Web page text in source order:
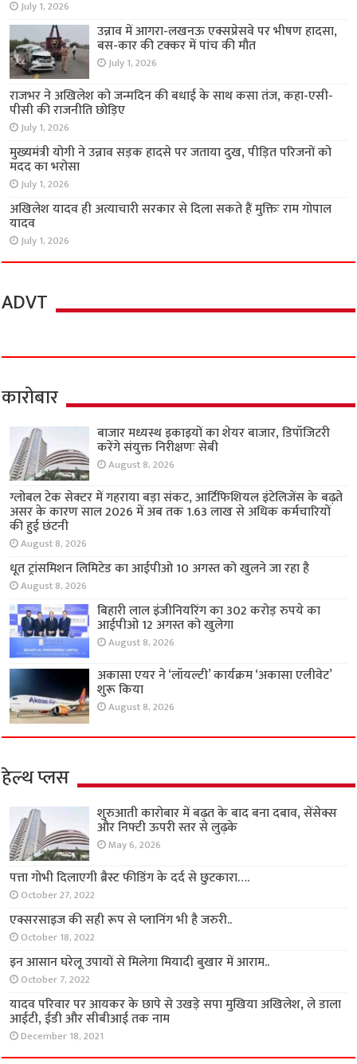
July 1, 2026
उन्नाव में आगरा-लखनऊ एक्सप्रेसवे पर भीषण हादसा,
बस-कार की टक्कर में पांच की मौत
July 1, 2026
राजभर ने अखिलेश को जन्मदिन की बधाई के साथ कसा तंज, कहा-एसी-
पीसी की राजनीति छोड़िए
July 1, 2026
मुख्यमंत्री योगी ने उन्नाव सड़क हादसे पर जताया दुख, पीड़ित परिजनों को
मदद का भरोसा
July 1, 2026
अखिलेश यादव ही अत्याचारी सरकार से दिला सकते हैं मुक्तिः राम गोपाल
यादव
July 1, 2026
ADVT
कारोबार
बाजार मध्यस्थ इकाइयों का शेयर बाजार, डिपॉजिटरी
करेंगे संयुक्त निरीक्षणः सेबी
August 8, 2026
ग्लोबल टेक सेक्टर में गहराया बड़ा संकट, आर्टिफिशियल इंटेलिजेंस के बढ़ते
असर के कारण साल 2026 में अब तक 1.63 लाख से अधिक कर्मचारियों
की हुई छंटनी
August 8, 2026
धूत ट्रांसमिशन लिमिटेड का आईपीओ 10 अगस्त को खुलने जा रहा है
August 8, 2026
बिहारी लाल इंजीनियरिंग का 302 करोड़ रुपये का
आईपीओ 12 अगस्त को खुलेगा
August 8, 2026
अकासा एयर ने ‘लॉयल्टी’ कार्यक्रम ‘अकासा एलीवेट’
शुरू किया
August 8, 2026
हेल्थ प्लस
शुरुआती कारोबार में बढ़त के बाद बना दबाव, सेंसेक्स
और निफ्टी ऊपरी स्तर से लुढ़के
May 6, 2026
पत्ता गोभी दिलाएगी ब्रैस्ट फीडिंग के दर्द से छुटकारा….
October 27, 2022
एक्सरसाइज की सही रूप से प्लानिंग भी है जरुरी..
October 18, 2022
इन आसान घरेलू उपायों से मिलेगा मियादी बुखार में आराम..
October 7, 2022
यादव परिवार पर आयकर के छापे से उखड़े सपा मुखिया अखिलेश, ले डाला
आईटी, ईडी और सीबीआई तक नाम
December 18, 2021